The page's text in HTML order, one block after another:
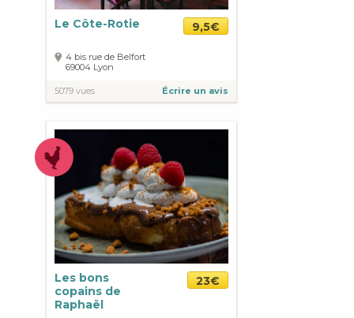
Le Côte-Rotie 9,5€
4 bis rue de Belfort
69004 Lyon
5079 vues Écrire un avis
Les bons
copains de
Raphaël
23€